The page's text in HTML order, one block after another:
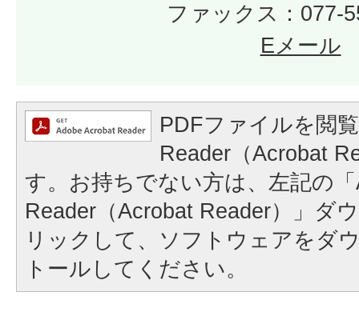
ファックス：077-
Eメール
PDFファイルを閲
Reader（Acrobat
す。お持ちでない方は、左記の
Reader（Acrobat Reader）」ダ
リックして、ソフトウェアをダ
トールしてください。